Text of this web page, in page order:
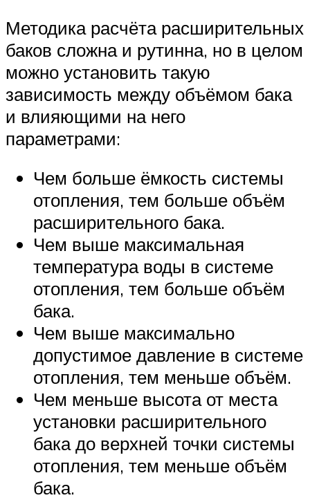
Методика расчёта расширительных
баков сложна и рутинна, но в целом
можно установить такую
зависимость между объёмом бака
и влияющими на него
параметрами:
Чем больше ёмкость системы
отопления, тем больше объём
расширительного бака.
Чем выше максимальная
температура воды в системе
отопления, тем больше объём
бака.
Чем выше максимально
допустимое давление в системе
отопления, тем меньше объём.
Чем меньше высота от места
установки расширительного
бака до верхней точки системы
отопления, тем меньше объём
бака.